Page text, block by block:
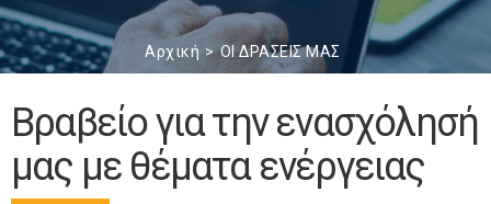
Αρχική ΟΙ ΔΡΑΣΕΙΣ ΜΑΣ
Βραβείο για την ενασχόλησή
μας με θέματα ενέργειας